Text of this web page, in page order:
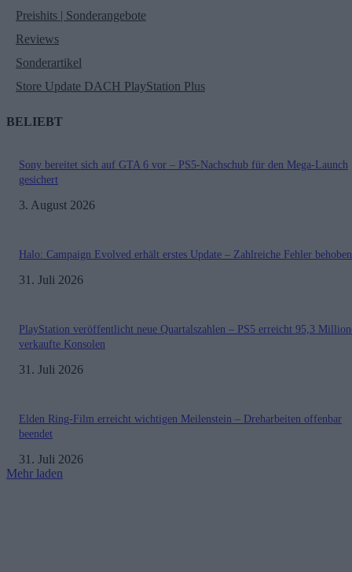
Preishits | Sonderangebote
Reviews
Sonderartikel
Store Update DACH PlayStation Plus
BELIEBT
Sony bereitet sich auf GTA 6 vor – PS5-Nachschub für den Mega-Launch
gesichert
3. August 2026
Halo: Campaign Evolved erhält erstes Update – Zahlreiche Fehler behoben
31. Juli 2026
PlayStation veröffentlicht neue Quartalszahlen – PS5 erreicht 95,3
verkaufte Konsolen
31. Juli 2026
Elden Ring-Film erreicht wichtigen Meilenstein – Dreharbeiten offenbar
beendet
31. Juli 2026
Mehr laden